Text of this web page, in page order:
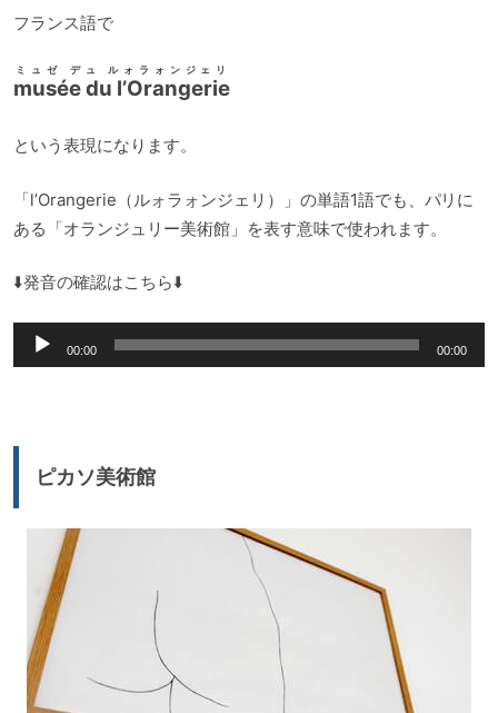
フランス語で
musée du l’Orangerie
ミュゼ デュ ルォラォンジェリ
という表現になります。
「l’Orangerie（ルォラォンジェリ）」の単語1語でも、パリに
ある「オランジュリー美術館」を表す意味で使われます。
⬇️発音の確認はこちら⬇️
声
ー
00:00 00:00
ピカソ美術館